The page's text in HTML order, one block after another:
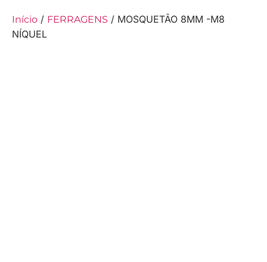
Início / FERRAGENS / MOSQUETÃO 8MM -M8
NÍQUEL